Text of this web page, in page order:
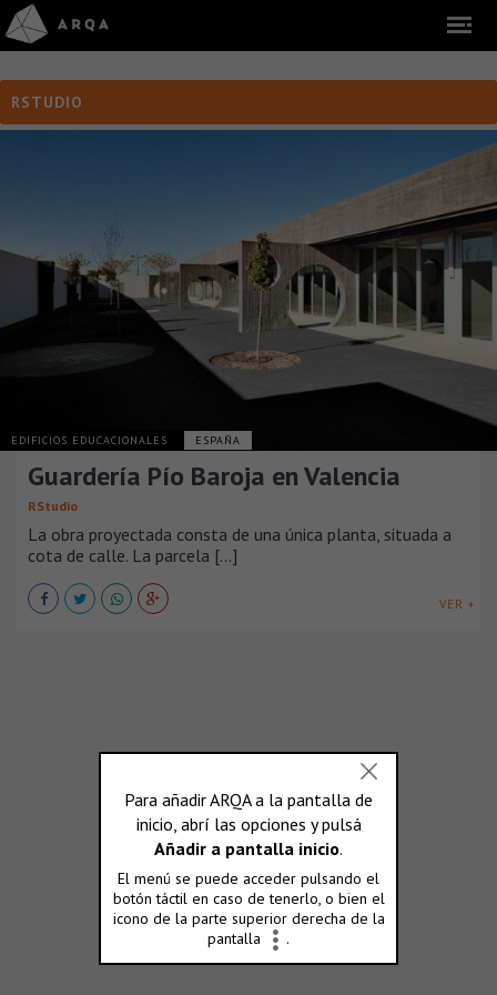
RSTUDIO
EDIFICIOS EDUCACIONALES ESPAÑA
Guardería Pío Baroja en Valencia
RStudio
La obra proyectada consta de una única planta, situada a
cota de calle. La parcela [...]
VER +